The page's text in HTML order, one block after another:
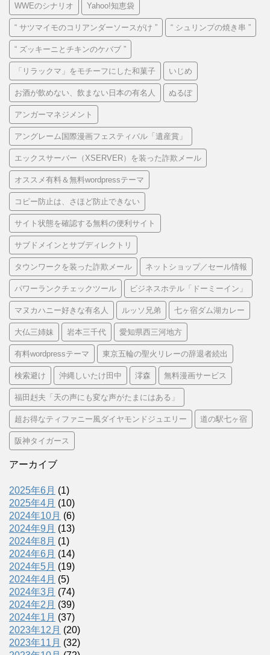
WWEのシナリオ Yahoo!知恵袋
“ サツマイモのコリアンダーソースがけ ” “ シュリンプの焼き串 ”
“ ズッキーニとチキンのケバブ ”
「リラックマ」をモチーフにした和菓子 いじめ
お酒が飲めない、飲まない日本の有名人 ぬるぽ
アンガーマネジメント
アングレーム国際漫画フェスティバル「遺産賞」
エックスサーバー（XSERVER）を装った詐欺メール
オススメ有料＆無料wordpressテーマ
コピー防止は、さほど防止できない
サイト状態を確認する無料の便利サイト
サブドメインとサブディレクトリ
タウンワークを装った詐欺メール ネットショップ／セール情報
パワーランクチェックツール ビジネスホテル「ドーミーイン」
マヌカハニー好きな有名人 ルッソ兄弟 七ヶ宿ダム湖カレー
大仏三姉妹 岩本三千代 愛知県西三河地方
有料wordpressテーマ 東京五輪の聖火リレーの辞退者続出
検索避け 沖縄しいたけ田中 澪森 無料漫画サービス
福田赳夫「天の声にも変な声がたまにはある」
超お得なティファニー風ダイヤモンドジュエリー 道の駅七ヶ宿
阪神タイガース
アーカイブ
2025年6月 (1)
2025年4月 (10)
2024年10月 (6)
2024年9月 (13)
2024年8月 (1)
2024年6月 (14)
2024年5月 (19)
2024年4月 (5)
2024年3月 (74)
2024年2月 (39)
2024年1月 (37)
2023年12月 (20)
2023年11月 (32)